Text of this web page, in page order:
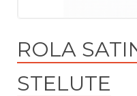
ROLA
STELUTE